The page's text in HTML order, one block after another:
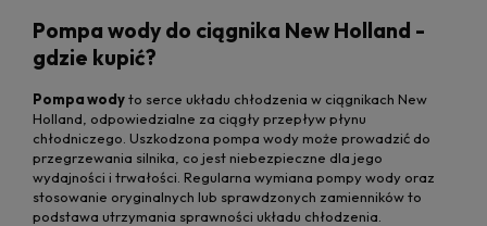
Pompa wody do ciągnika New Holland -
gdzie kupić?
Pompa wodyto serce układu chłodzenia w ciągnikach New
Holland, odpowiedzialne za ciągły przepływ płynu
chłodniczego. Uszkodzona pompa wody może prowadzić do
przegrzewania silnika, co jest niebezpieczne dla jego
wydajności i trwałości. Regularna wymiana pompy wody oraz
stosowanie oryginalnych lub sprawdzonych zamienników to
podstawa utrzymania sprawności układu chłodzenia.